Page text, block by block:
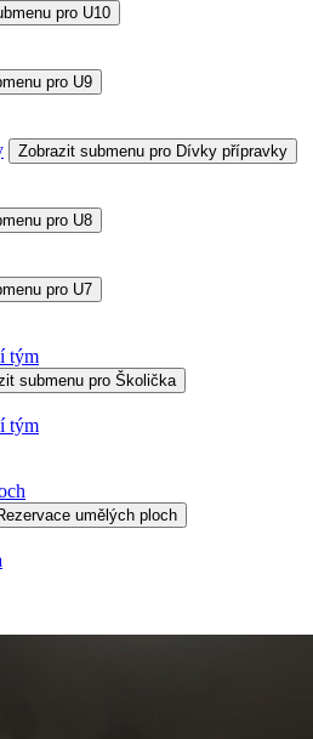
pro U10
pro U9
Zobrazit submenu pro Dívky přípravky
pro U8
pro U7
tým
submenu pro Školička
tým
umělých ploch